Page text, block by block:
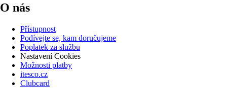
O nás
Přístupnost
Podívejte se, kam doručujeme
Poplatek za službu
Nastavení Cookies
Možnosti platby
itesco.cz
Clubcard